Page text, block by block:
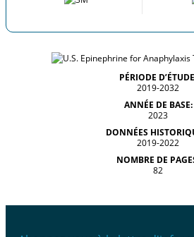
PÉRIODE
2019-2032
ANNÉE DE BASE:
2023
DONNÉES
2019-2022
NOMBRE DE
82